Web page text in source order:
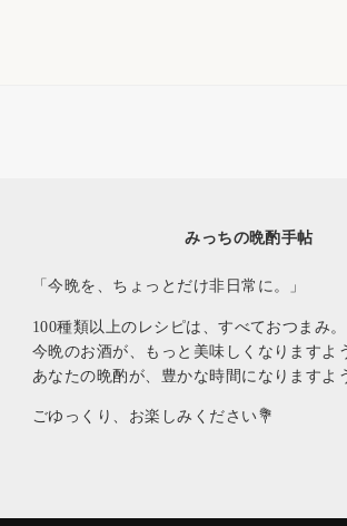
みっちの晩酌手帖
「今晩を、ちょっとだけ非日常に。」
100種類以上のレシピは、すべておつまみ。
今晩のお酒が、もっと美味しくなりますよ
あなたの晩酌が、豊かな時間になりますよ
ごゆっくり、お楽しみください💐